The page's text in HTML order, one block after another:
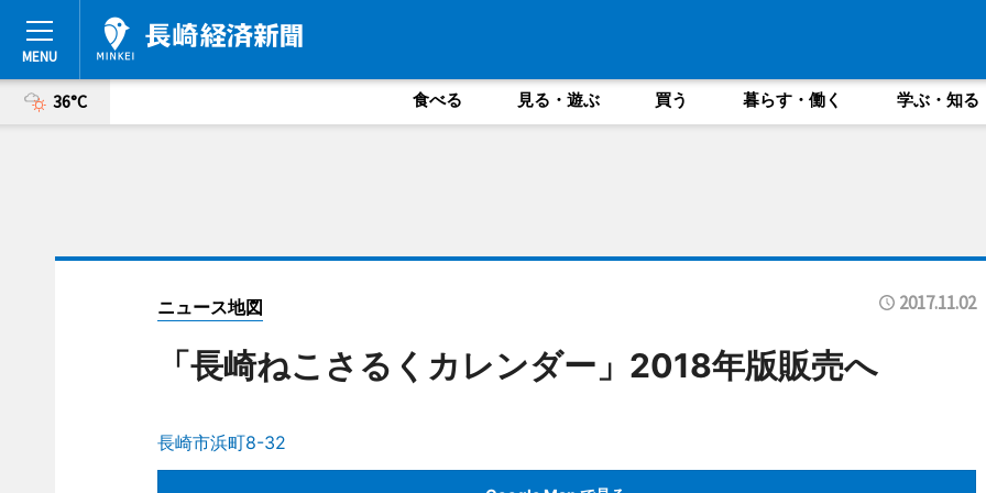
36°C 食べる 見る・遊ぶ 買う 暮らす・働く 学ぶ・知る
ニュース地図 2017.11.02
「長崎ねこさるくカレンダー」2018年版販売へ
長崎市浜町8-32